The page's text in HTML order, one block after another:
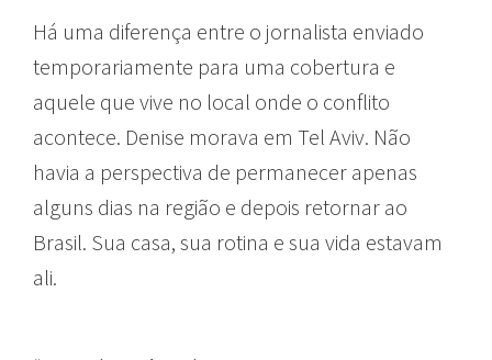
Há uma diferença entre o jornalista enviado
temporariamente para uma cobertura e
aquele que vive no local onde o conflito
acontece. Denise morava em Tel Aviv. Não
havia a perspectiva de permanecer apenas
alguns dias na região e depois retornar ao
Brasil. Sua casa, sua rotina e sua vida estavam
ali.